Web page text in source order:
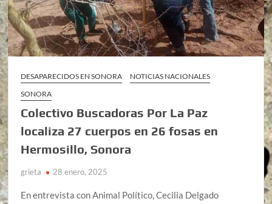
DESAPARECIDOS EN SONORA
NOTICIAS NACIONALES
SONORA
Colectivo Buscadoras Por La Paz
localiza 27 cuerpos en 26 fosas en
Hermosillo, Sonora
grieta 28 enero, 2025
En entrevista con Animal Político, Cecilia Delgado